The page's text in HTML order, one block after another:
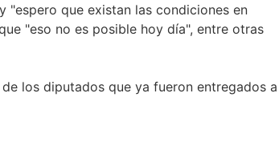
"espero que existan las condiciones en
"eso no es posible hoy día", entre otras
los diputados que ya fueron entregados a